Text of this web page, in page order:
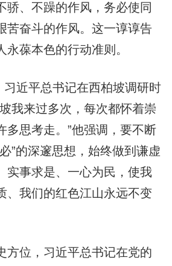
骄、不躁的作风，务必使同
苦奋斗的作风。这一谆谆告
葆本色的行动准则。
习近平总书记在西柏坡调研时
我来过多次，每次都怀着崇
多思考走。”他强调，要不断
”的深邃思想，始终做到谦虚
实事求是、一心为民，使我
、我们的红色江山永远不变
方位，习近平总书记在党的